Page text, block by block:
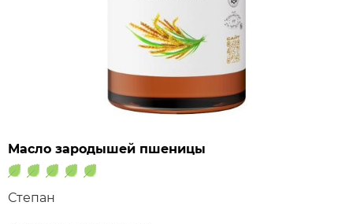
Масло зародышей пшеницы
Степан